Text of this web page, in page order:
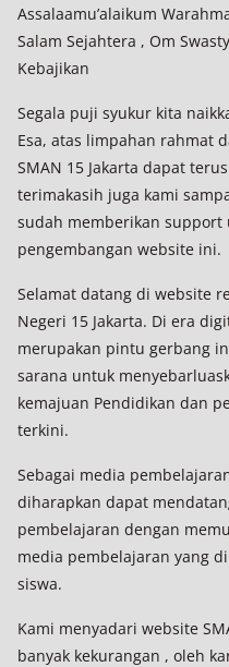
Assalaamu’alaikum
Salam Sejahtera , Om
Kebajikan
Segala puji syukur kita
Esa, atas limpahan rahmat
SMAN 15 Jakarta dapat
terimakasih juga kami
sudah memberikan support
pengembangan website ini.
Selamat datang di website
Negeri 15 Jakarta. Di era
merupakan pintu gerbang
sarana untuk
kemajuan Pendidikan dan
terkini.
Sebagai media
diharapkan dapat
pembelajaran dengan
media pembelajaran yang
siswa.
Kami menyadari website
banyak kekurangan , oleh